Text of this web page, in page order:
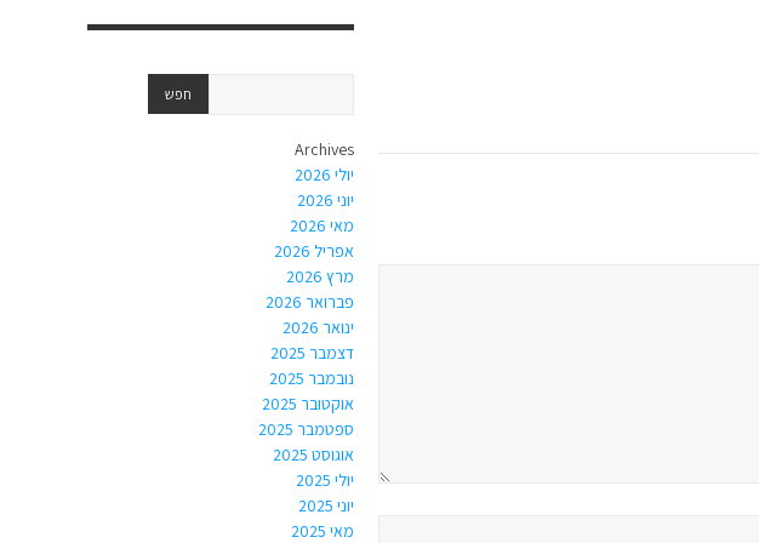
Archives
יולי 2026
יוני 2026
מאי 2026
אפריל 2026
מרץ 2026
פברואר 2026
ינואר 2026
דצמבר 2025
נובמבר 2025
אוקטובר 2025
ספטמבר 2025
אוגוסט 2025
יולי 2025
יוני 2025
מאי 2025